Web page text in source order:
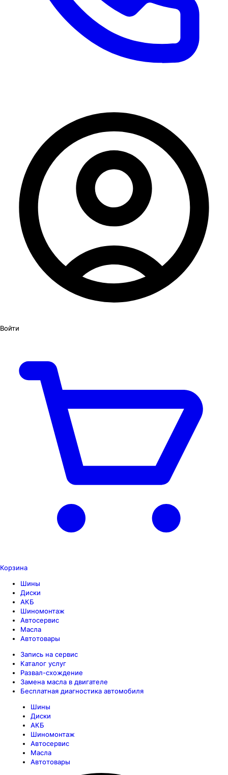
Войти
Корзина
Шины
Диски
АКБ
Шиномонтаж
Автосервис
Масла
Автотовары
Запись на сервис
Каталог услуг
Развал-схождение
Замена масла в двигателе
Бесплатная диагностика автомобиля
Шины
Диски
АКБ
Шиномонтаж
Автосервис
Масла
Автотовары